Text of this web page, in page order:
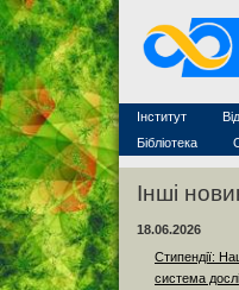
Інститут
Конкурси на
Науково-
Бібліотека
MathSciNet
Публікації
Інші
18.06.2026
Стипендії:
система